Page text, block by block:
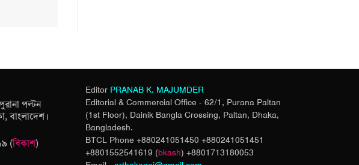
পল্টন
বাংলাদেশ।
(বিকাশ)
Editor PRANAB K. MAJUMDER
Editorial & Commercial Office - 62/1, Purana Paltan
(1st Floor), Dainik Bangla Crossing, Paltan, Dhaka,
Bangladesh.
BTCL Phone +880241051450 +880241051451
+8801552541619 (bkash) +8801713180053